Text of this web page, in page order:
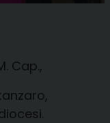
Cap.,